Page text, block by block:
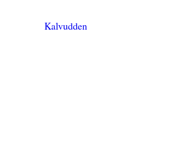
Kalvudden